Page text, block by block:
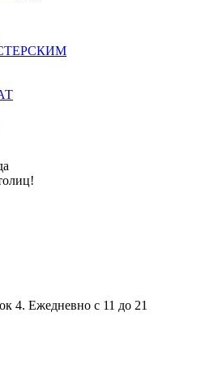
4. Ежедневно с 11 до 21